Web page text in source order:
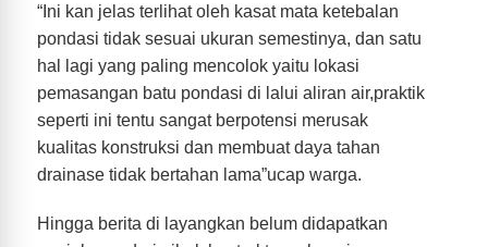
“Ini kan jelas terlihat oleh kasat mata ketebalan
pondasi tidak sesuai ukuran semestinya, dan satu
hal lagi yang paling mencolok yaitu lokasi
pemasangan batu pondasi di lalui aliran air,praktik
seperti ini tentu sangat berpotensi merusak
kualitas konstruksi dan membuat daya tahan
drainase tidak bertahan lama”ucap warga.
Hingga berita di layangkan belum didapatkan